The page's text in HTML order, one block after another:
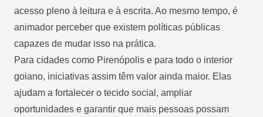
acesso pleno à leitura e à escrita. Ao mesmo tempo, é
animador perceber que existem políticas públicas
capazes de mudar isso na prática.
Para cidades como Pirenópolis e para todo o interior
goiano, iniciativas assim têm valor ainda maior. Elas
ajudam a fortalecer o tecido social, ampliar
oportunidades e garantir que mais pessoas possam